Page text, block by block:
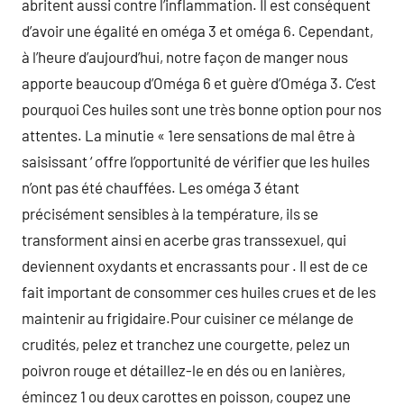
abritent aussi contre l’inflammation. Il est conséquent
d’avoir une égalité en oméga 3 et oméga 6. Cependant,
à l’heure d’aujourd’hui, notre façon de manger nous
apporte beaucoup d’Oméga 6 et guère d’Oméga 3. C’est
pourquoi Ces huiles sont une très bonne option pour nos
attentes. La minutie « 1ere sensations de mal être à
saisissant ‘ offre l’opportunité de vérifier que les huiles
n’ont pas été chauffées. Les oméga 3 étant
précisément sensibles à la température, ils se
transforment ainsi en acerbe gras transsexuel, qui
deviennent oxydants et encrassants pour . Il est de ce
fait important de consommer ces huiles crues et de les
maintenir au frigidaire.Pour cuisiner ce mélange de
crudités, pelez et tranchez une courgette, pelez un
poivron rouge et détaillez-le en dés ou en lanières,
émincez 1 ou deux carottes en poisson, coupez une